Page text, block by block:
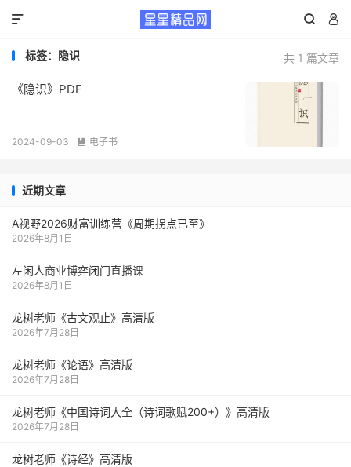
 

共 1 篇文章
标签：隐识
《隐识》PDF
2024-09-03  电子书
近期文章
A视野2026财富训练营《周期拐点已至》
2026年8月1日
左闲人商业博弈闭门直播课
2026年8月1日
龙树老师《古文观止》高清版
2026年7月28日
龙树老师《论语》高清版
2026年7月28日
龙树老师《中国诗词大全（诗词歌赋200+）》高清版
2026年7月28日
龙树老师《诗经》高清版